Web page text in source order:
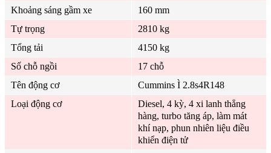
Khoảng sáng gầm xe
160 mm
Tự trọng
2810 kg
Tổng tải
4150 kg
Số chỗ ngồi
17 chỗ
Tên động cơ
Cummins Ì 2.8s4R148
Loại động cơ
Diesel, 4 kỳ, 4 xi lanh thẳng
hàng, turbo tăng áp, làm mát
khí nạp, phun nhiên liệu điều
khiển điện tử